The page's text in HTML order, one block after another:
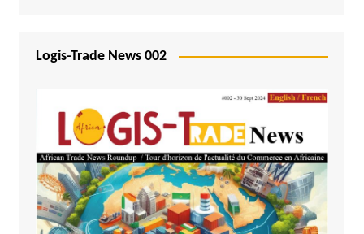
Logis-Trade News 002